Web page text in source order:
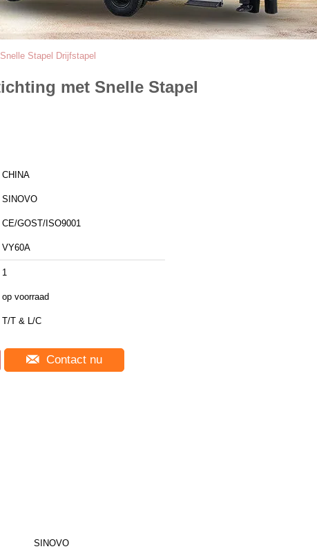
Stapel Drijfstapel
met Snelle Stapel
CHINA
SINOVO
CE/GOST/ISO9001
VY60A
1
op voorraad
T/T & L/C
Contact nu
SINOVO